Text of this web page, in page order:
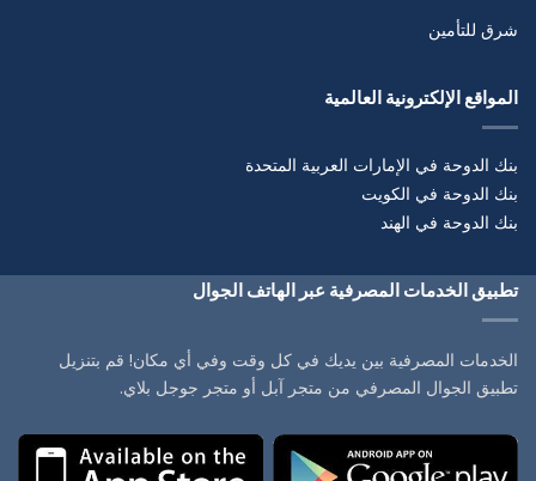
شرق للتأمين
المواقع الإلكترونية العالمية
بنك الدوحة في الإمارات العربية المتحدة
بنك الدوحة في الكويت
بنك الدوحة في الهند
تطبيق الخدمات المصرفية عبر الهاتف الجوال
الخدمات المصرفية بين يديك في كل وقت وفي أي مكان! قم بتنزيل
تطبيق الجوال المصرفي من متجر آبل أو متجر جوجل بلاي.